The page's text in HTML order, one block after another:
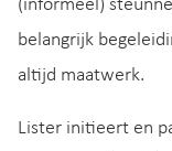
(informeel)
belangrijk
altijd maatwerk.
Lister initieert en